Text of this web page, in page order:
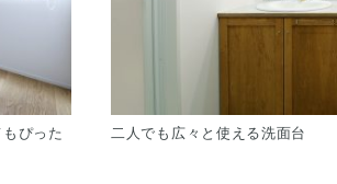
ぴった
二人でも広々と使える洗面台